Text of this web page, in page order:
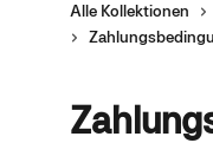
Alle Kollektionen